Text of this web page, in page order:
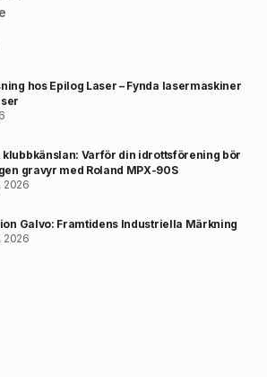
hos Epilog Laser – Fynda lasermaskiner
klubbkänslan: Varför din idrottsförening bör
gravyr med Roland MPX-90S
2026
Galvo: Framtidens Industriella Märkning
2026